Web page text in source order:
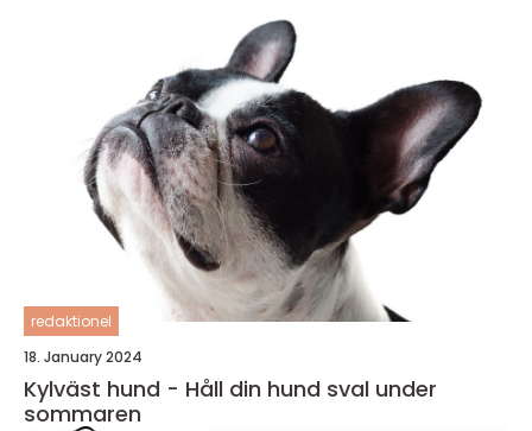
redaktionel
18. January 2024
Kylväst hund - Håll din hund sval under
sommaren